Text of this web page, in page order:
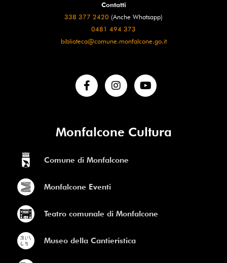
Contatti
338 377 2420 (Anche Whatsapp)
0481 494 373
biblioteca@comune.monfalcone.go.it
Monfalcone Cultura
Comune di Monfalcone
Monfalcone Eventi
Teatro comunale di Monfalcone
Museo della Cantieristica